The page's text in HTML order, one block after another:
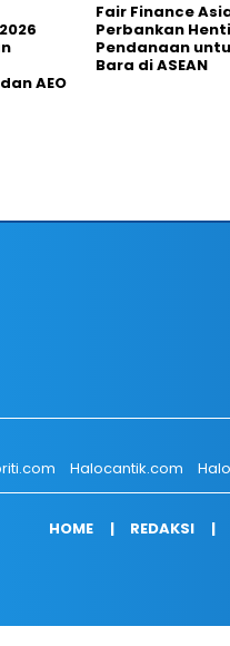
AEO
Fair Finance
Perbankan
Pendanaan
Bara di ASEAN
Halocantik.com
HOME REDAKSI